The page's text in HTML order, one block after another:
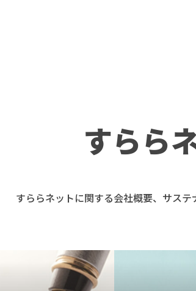
すらら
すららネットに関する会社概要、サステ